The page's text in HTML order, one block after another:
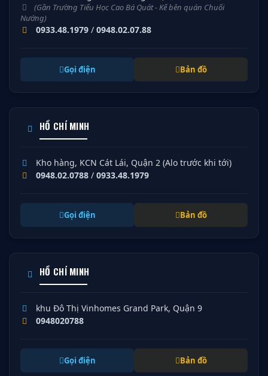
(Gần Trường Tiểu Học Cao Bá Quát - Kế bên quán Chuối
Nướng)
0933.48.1979 / 0948.02.07.88
Gọi điện Bản đồ
HỒ CHÍ MINH
Kho hàng, KCN Cát Lái, Quận 2 (Alo trước khi tới)
0948.02.0788 / 0933.48.1979
Gọi điện Bản đồ
HỒ CHÍ MINH
khu Đô Thị Vinhomes Grand Park, Quận 9
0948020788
Gọi điện Bản đồ